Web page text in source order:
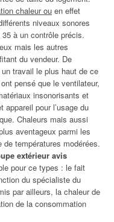
chaleur ou en effet
niveaux sonores
35 à un contrôle précis.
mais les autres
du vendeur. De
travail le plus haut de ce
pensé que le ventilateur,
insonorisants et
appareil pour l’usage du
Chaleurs mais aussi
aventageux parmi les
températures modérées.
extérieur avis
pour ce types : le fait
du spécialiste du
par ailleurs, la chaleur de
de la consommation